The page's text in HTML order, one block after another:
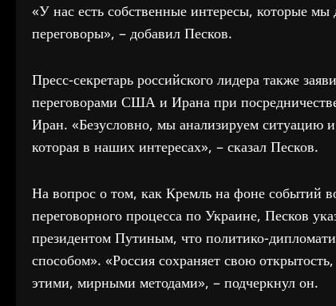
«У нас есть собственные интересы, которые
переговоры», – добавил Песков.
Пресс-секретарь российского лидера также
переговорами США и Ирана при
Иран. «Безусловно, мы анализируем ситуацию
которая в наших интересах», – сказал Песков.
На вопрос о том, как Кремль на фоне событий
переговорного процесса по Украине, Песков
президентом Путиным, что политико-
способом». «Россия сохраняет свою
этими, мирными методами», – подчеркнул он.